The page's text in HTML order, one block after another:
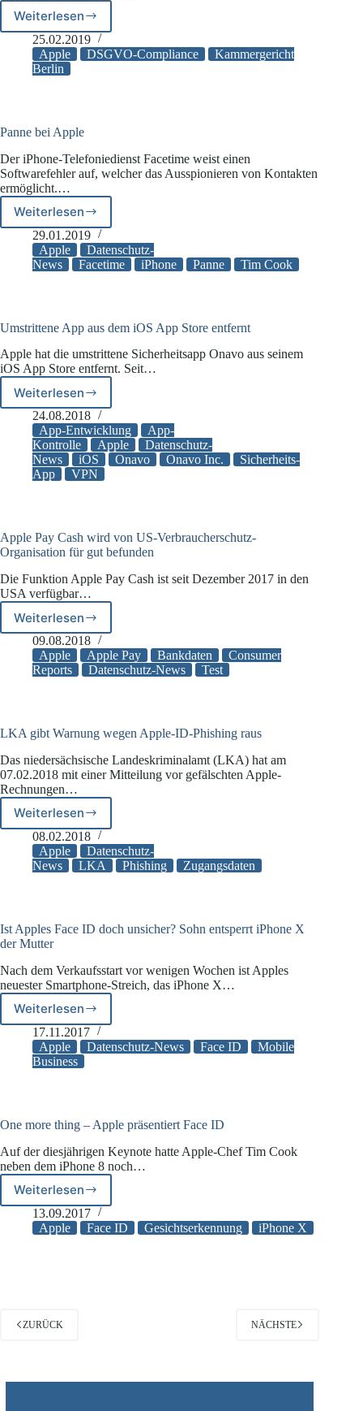
Weiterlesen
Apples
Datenschutzrichtlinie
ist
teilweise
25.02.2019
Apple
DSGVO-Compliance
Kammergericht
Berlin
Panne bei Apple
Der iPhone-Telefoniedienst Facetime weist einen
Softwarefehler auf, welcher das Ausspionieren von Kontakten
ermöglicht.…
Weiterlesen
Panne
bei
Apple
29.01.2019
Apple
Datenschutz-
News
Facetime iPhone Panne Tim Cook
Umstrittene App aus dem iOS App Store entfernt
Apple hat die umstrittene Sicherheitsapp Onavo aus seinem
iOS App Store entfernt. Seit…
WeiterlesenUmstrittene
App
aus
dem
iOS
App
24.08.2018
App-Entwicklung
App-
Kontrolle
Apple
Datenschutz-
News
iOS Onavo Onavo Inc.
Sicherheits-
App
VPN
Apple Pay Cash wird von US-Verbraucherschutz-
Organisation für gut befunden
Die Funktion Apple Pay Cash ist seit Dezember 2017 in den
USA verfügbar…
Weiterlesen
Apple
Pay
Cash
wird
Organisation
gut
befunden
09.08.2018
Apple
Apple Pay Bankdaten
Consumer
Reports
Datenschutz-News Test
LKA gibt Warnung wegen Apple-ID-Phishing raus
Das niedersächsische Landeskriminalamt (LKA) hat am
07.02.2018 mit einer Mitteilung vor gefälschten Apple-
Rechnungen…
Weiterlesen
LKA
gibt
Warnung
wegen
raus
08.02.2018
Apple
Datenschutz-
News
LKA Phishing Zugangsdaten
Ist Apples Face ID doch unsicher? Sohn entsperrt iPhone X
der Mutter
Nach dem Verkaufsstart vor wenigen Wochen ist Apples
neuester Smartphone-Streich, das iPhone X…
Weiterlesen
Ist
Apples
Face
ID
entsperrt
X
der
Mutter
17.11.2017
Apple
Datenschutz-News Face ID
Mobile
Business
One more thing – Apple präsentiert Face ID
Auf der diesjährigen Keynote hatte Apple-Chef Tim Cook
neben dem iPhone 8 noch…
Weiterlesen
One
more
thing
13.09.2017
Apple
Face ID Gesichtserkennung iPhone X
ZURÜCK NÄCHSTE